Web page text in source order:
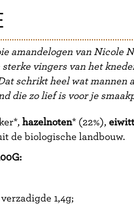
amandelogen van Nicole
vingers van het
schrikt heel wat mannen
die zo lief is voor je
hazelnoten* (22%),
de biologische landbouw.
1,4g;